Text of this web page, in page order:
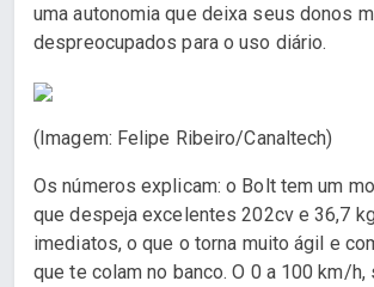
uma autonomia que deixa seus donos
despreocupados para o uso diário.
(Imagem: Felipe Ribeiro/Canaltech)
Os números explicam: o Bolt tem um
que despeja excelentes 202cv e 36,7
imediatos, o que o torna muito ágil e
que te colam no banco. O 0 a 100 km/h,